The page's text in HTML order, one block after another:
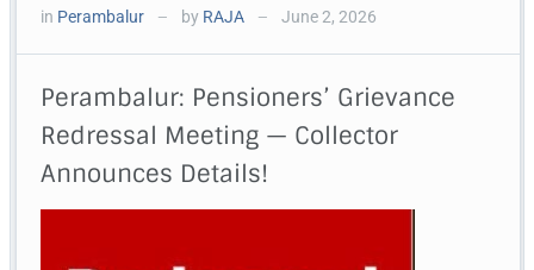
in Perambalur — by RAJA — June 2, 2026
Perambalur: Pensioners’ Grievance
Redressal Meeting — Collector
Announces Details!